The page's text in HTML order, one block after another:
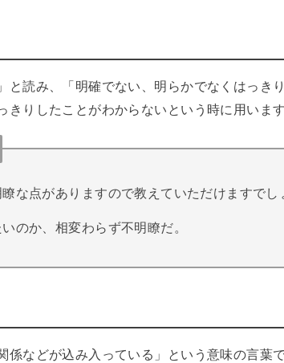
と読み、「明確でない、明らかでなくはっき
きりしたことがわからないという時に用います
な点がありますので教えていただけますでし
のか、相変わらず不明瞭だ。
係などが込み入っている」という意味の言葉